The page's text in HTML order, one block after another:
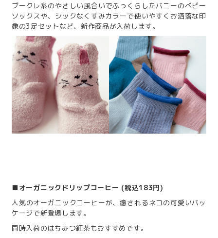
ブークレ糸のやさしい風合いでふっくらしたバニーのベビー
ソックスや、シックなくすみカラーで使いやすくお洒落な印
象の3足セットなど、新作商品が入荷します。
■ オーガニックドリップコーヒー (税込183円)
人気のオーガニックコーヒーが、癒されるネコの可愛いパッ
ケージで新登場します。
同時入荷のはちみつ紅茶もおすすめです。